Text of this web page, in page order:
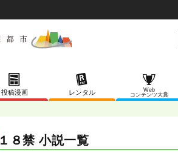
投稿漫画 レンタル
Web
コンテンツ大賞
１８禁 小説一覧